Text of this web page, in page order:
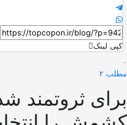
کپی لینک
۰
مطلب ۲
برای ثروتمند